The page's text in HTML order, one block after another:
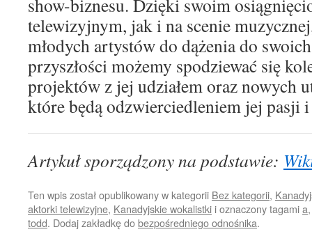
show-biznesu. Dzięki swoim
telewizyjnym, jak i na scenie
młodych artystów do dążenia do
przyszłości możemy spodziewać się
projektów z jej udziałem oraz nowych
które będą odzwierciedleniem jej pasji
Artykuł sporządzony na podstawie:
Ten wpis został opublikowany w kategorii Bez kategorii,
aktorki telewizyjne, Kanadyjskie wokalistki i oznaczony tagamia
todd. Dodaj zakładkę dobezpośredniego odnośnika.